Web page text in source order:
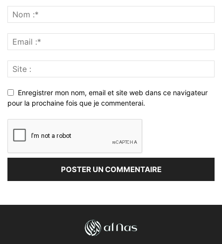
Enregistrer mon nom, email et site web dans ce navigateur
pour la prochaine fois que je commenterai.